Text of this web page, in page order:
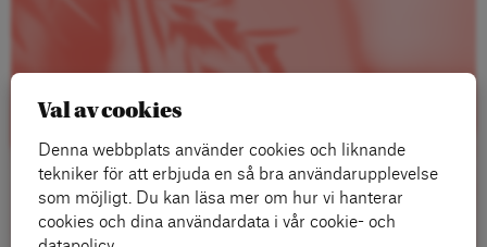
Val av cookies
Denna webbplats använder cookies och liknande
tekniker för att erbjuda en så bra användarupplevelse
som möjligt. Du kan läsa mer om hur vi hanterar
cookies och dina användardata i vår cookie- och